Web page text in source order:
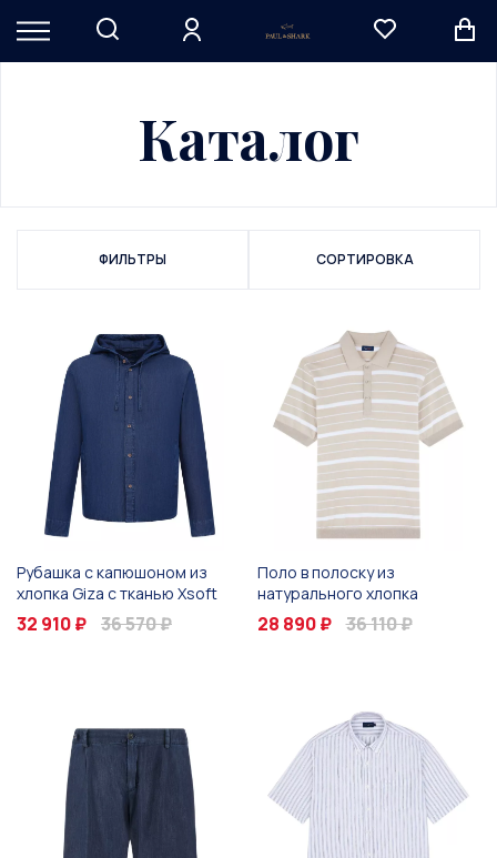
Каталог
ФИЛЬТРЫ СОРТИРОВКА
Рубашка с капюшоном из
хлопка Giza с тканью Xsoft
32 910 ₽ 36 570 ₽
Поло в полоску из
натурального хлопка
28 890 ₽ 36 110 ₽